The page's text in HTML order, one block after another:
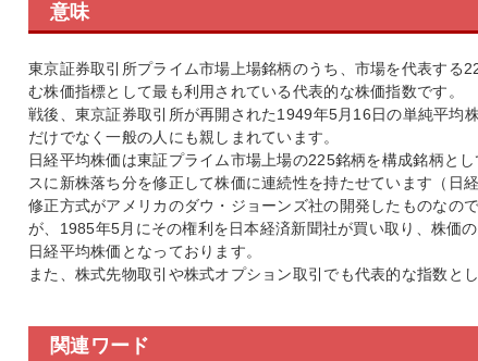
意味
東京証券取引所プライム市場上場銘柄のうち、市場を代表する
む株価指標として最も利用されている代表的な株価指数です。
戦後、東京証券取引所が再開された1949年5月16日の単純平均
だけでなく一般の人にも親しまれています。
日経平均株価は東証プライム市場上場の225銘柄を構成銘柄と
スに新株落ち分を修正して株価に連続性を持たせています（日
修正方式がアメリカのダウ・ジョーンズ社の開発したものなの
が、1985年5月にその権利を日本経済新聞社が買い取り、株価
日経平均株価となっております。
また、株式先物取引や株式オプション取引でも代表的な指数と
関連ワード